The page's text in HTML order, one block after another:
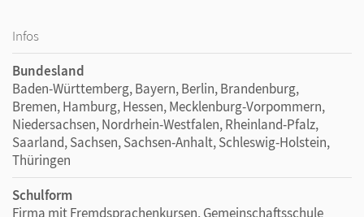
Infos
Bundesland
Baden-Württemberg, Bayern, Berlin, Brandenburg,
Bremen, Hamburg, Hessen, Mecklenburg-Vorpommern,
Niedersachsen, Nordrhein-Westfalen, Rheinland-Pfalz,
Saarland, Sachsen, Sachsen-Anhalt, Schleswig-Holstein,
Thüringen
Schulform
Firma mit Fremdsprachenkursen, Gemeinschaftsschule